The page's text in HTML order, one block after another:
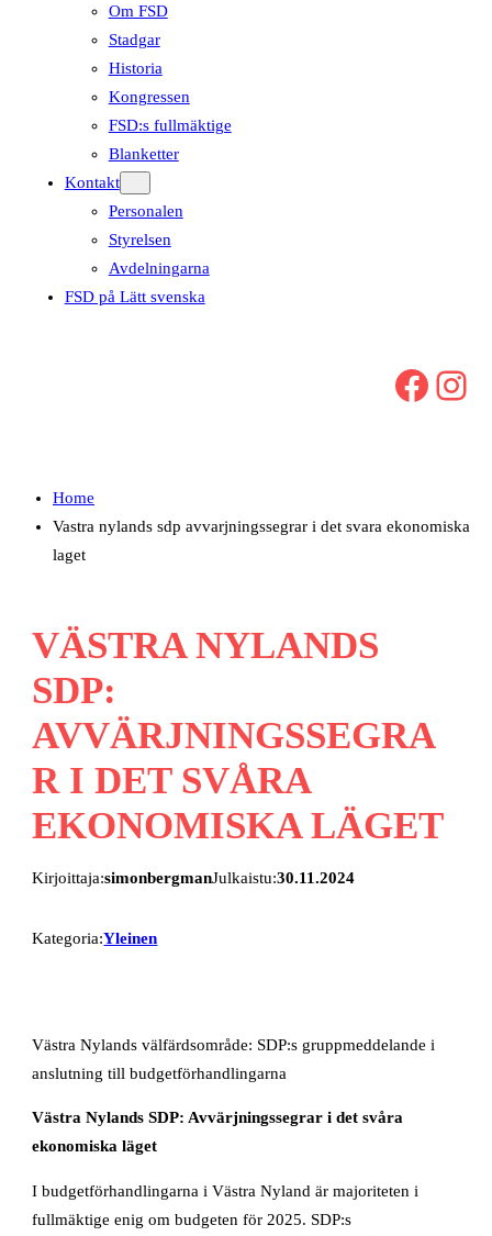
Om FSD
Stadgar
Historia
Kongressen
FSD:s fullmäktige
Blanketter
Kontakt
Personalen
Styrelsen
Avdelningarna
FSD på Lätt svenska
Facebook Instagram
Home
Vastra nylands sdp avvarjningssegrar i det svara ekonomiska
laget
VÄSTRA NYLANDS
SDP:
AVVÄRJNINGSSEGRA
R I DET SVÅRA
EKONOMISKA LÄGET
Kirjoittaja:simonbergmanJulkaistu:30.11.2024
Kategoria:Yleinen
Västra Nylands välfärdsområde: SDP:s gruppmeddelande i
anslutning till budgetförhandlingarna
Västra Nylands SDP: Avvärjningssegrar i det svåra
ekonomiska läget
I budgetförhandlingarna i Västra Nyland är majoriteten i
fullmäktige enig om budgeten för 2025. SDP:s